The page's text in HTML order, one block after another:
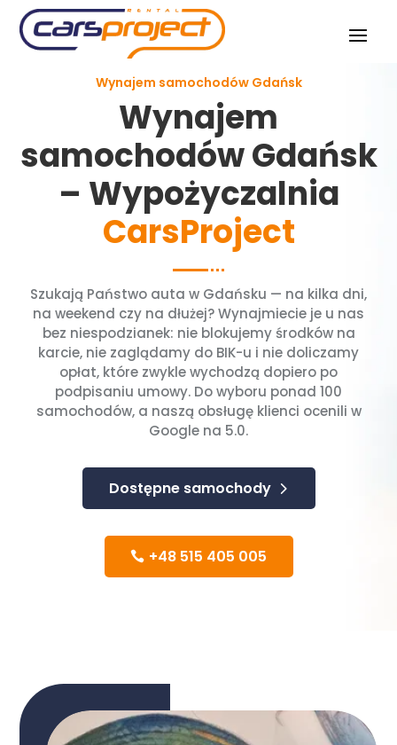
Wynajem samochodów Gdańsk
Wynajem
samochodów Gdańsk
– Wypożyczalnia
CarsProject
Szukają Państwo auta w Gdańsku — na kilka dni,
na weekend czy na dłużej? Wynajmiecie je u nas
bez niespodzianek: nie blokujemy środków na
karcie, nie zaglądamy do BIK-u i nie doliczamy
opłat, które zwykle wychodzą dopiero po
podpisaniu umowy. Do wyboru ponad 100
samochodów, a naszą obsługę klienci ocenili w
Google na 5.0.
Dostępne samochody
+48 515 405 005